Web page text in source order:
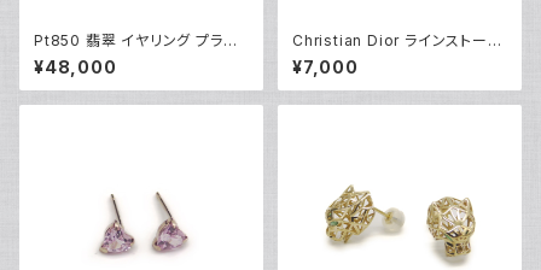
Pt850 翡翠 イヤリング プラチ
ナ ネジ式 Y04895
¥48,000
Christian Dior ラインストーン
CDロゴ クリップイヤリング ※
石抜けあり Y05247
¥7,000